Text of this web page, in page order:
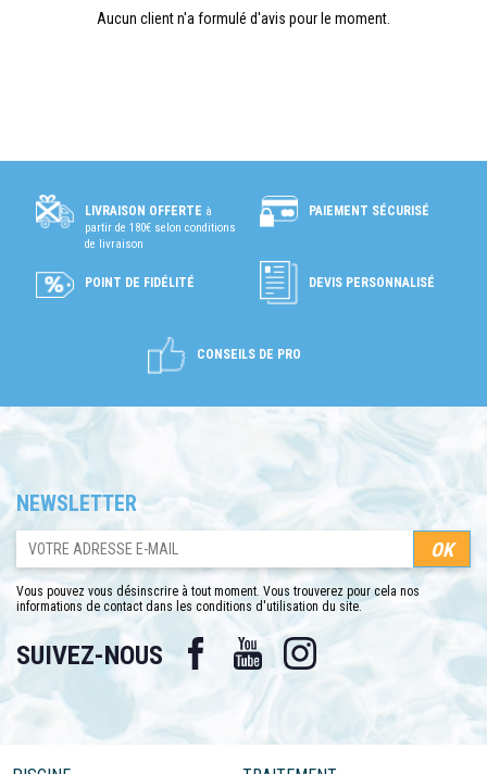
Aucun client n'a formulé d'avis pour le moment.
LIVRAISON OFFERTE à
partir de 180€ selon conditions
de livraison
PAIEMENT SÉCURISÉ
POINT DE FIDÉLITÉ DEVIS PERSONNALISÉ
CONSEILS DE PRO
NEWSLETTER
Vous pouvez vous désinscrire à tout moment. Vous trouverez pour cela nos
informations de contact dans les conditions d'utilisation du site.
SUIVEZ-NOUS Facebook YouTube Instagram